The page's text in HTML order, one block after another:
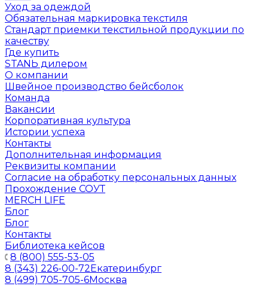
Уход за одеждой
Обязательная маркировка текстиля
Стандарт приемки текстильной продукции по
качеству
Где купить
STANЬ дилером
О компании
Швейное производство бейсболок
Команда
Вакансии
Корпоративная культура
Истории успеха
Контакты
Дополнительная информация
Реквизиты компании
Согласие на обработку персональных данных
Прохождение СОУТ
MERCH LIFE
Блог
Блог
Контакты
Библиотека кейсов
8 (800) 555-53-05
8 (343) 226-00-72Екатеринбург
8 (499) 705-705-6Москва